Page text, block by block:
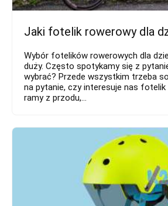
Jaki fotelik rowerowy dla
Wybór fotelików rowerowych dla
duży. Często spotykamy się z
wybrać? Przede wszystkim trzeba
na pytanie, czy interesuje nas
ramy z przodu,...